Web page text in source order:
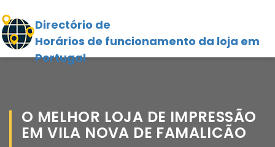
Directório de
Horários de funcionamento da loja em
Portugal
O MELHOR LOJA DE IMPRESSÃO
EM VILA NOVA DE FAMALICÃO